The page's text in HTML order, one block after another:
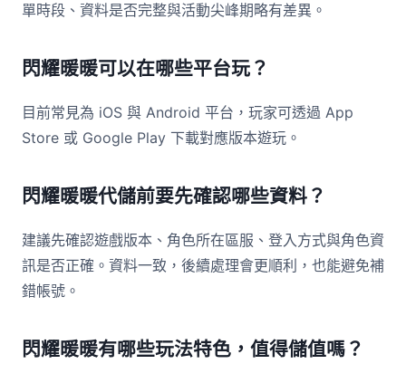
單時段、資料是否完整與活動尖峰期略有差異。
閃耀暖暖可以在哪些平台玩？
目前常見為 iOS 與 Android 平台，玩家可透過 App
Store 或 Google Play 下載對應版本遊玩。
閃耀暖暖代儲前要先確認哪些資料？
建議先確認遊戲版本、角色所在區服、登入方式與角色資
訊是否正確。資料一致，後續處理會更順利，也能避免補
錯帳號。
閃耀暖暖有哪些玩法特色，值得儲值嗎？